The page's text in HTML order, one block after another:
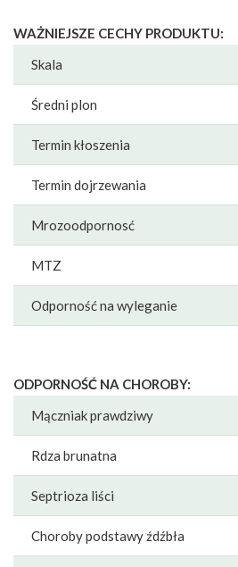
WAŻNIEJSZE CECHY PRODUKTU:
Skala
Średni plon
Termin kłoszenia
Termin dojrzewania
Mrozoodpornosć
MTZ
Odporność na wyleganie
ODPORNOŚĆ NA CHOROBY:
Mączniak prawdziwy
Rdza brunatna
Septrioza liści
Choroby podstawy źdźbła